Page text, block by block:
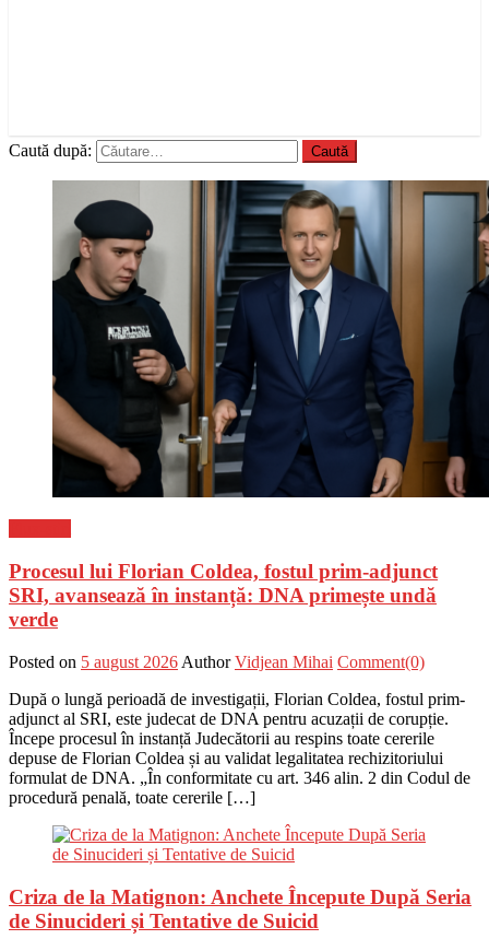
Caută după:
Procesul lui Florian Coldea, fostul prim-adjunct
SRI, avansează în instanță: DNA primește undă
verde
Posted on 5 august 2026 Author Vidjean Mihai Comment(0)
După o lungă perioadă de investigații, Florian Coldea, fostul prim-
adjunct al SRI, este judecat de DNA pentru acuzații de corupție.
Începe procesul în instanță Judecătorii au respins toate cererile
depuse de Florian Coldea și au validat legalitatea rechizitoriului
formulat de DNA. „În conformitate cu art. 346 alin. 2 din Codul de
procedură penală, toate cererile […]
Criza de la Matignon: Anchete Începute După Seria
de Sinucideri și Tentative de Suicid